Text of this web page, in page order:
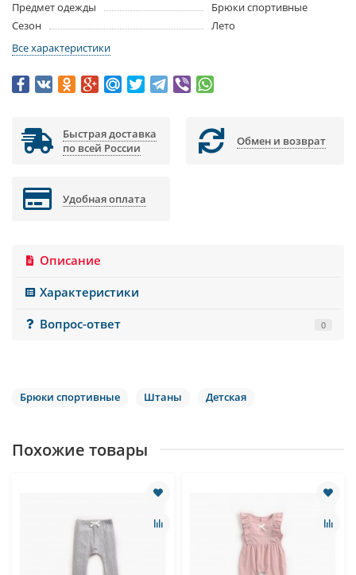
Предмет одежды
Брюки спортивные
Сезон
Лето
Все характеристики
Быстрая доставка
по всей России
Обмен и возврат
Удобная оплата
Описание
Характеристики
Вопрос-ответ
0
Брюки спортивные Штаны Детская
Похожие товары